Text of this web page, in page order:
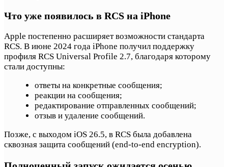
Что уже появилось в RCS на iPhone
Apple постепенно расширяет возможности стандарта
RCS. В июне 2024 года iPhone получил поддержку
профиля RCS Universal Profile 2.7, благодаря которому
стали доступны:
ответы на конкретные сообщения;
реакции на сообщения;
редактирование отправленных сообщений;
отзыв и удаление сообщений.
Позже, с выходом iOS 26.5, в RCS была добавлена
сквозная защита сообщений (end-to-end encryption).